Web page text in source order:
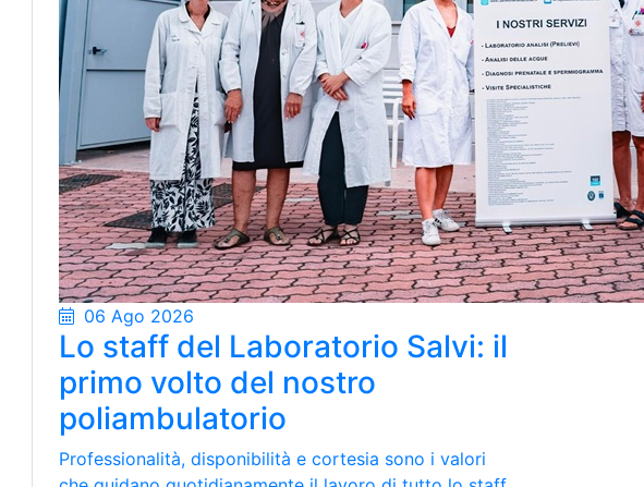
06 Ago 2026
Lo staff del Laboratorio Salvi: il
primo volto del nostro
poliambulatorio
Professionalità, disponibilità e cortesia sono i valori